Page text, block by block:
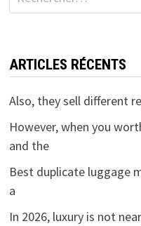
ARTICLES RÉCENTS
Also, they sell different
However, when you
and the
Best duplicate luggage
a
In 2026, luxury is not